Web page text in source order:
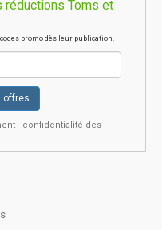
Toms et
promo dès leur publication.
offres
- confidentialité des